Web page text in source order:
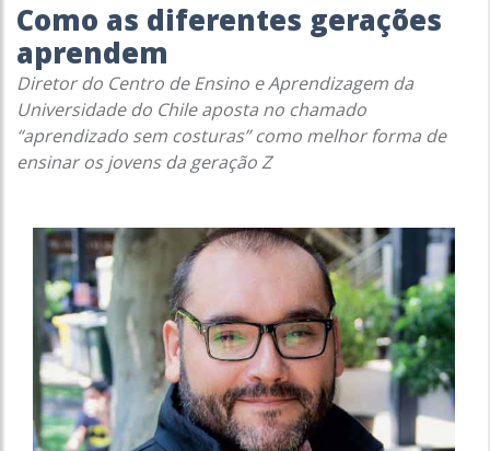
Como as diferentes gerações
aprendem
Diretor do Centro de Ensino e Aprendizagem da
Universidade do Chile aposta no chamado
“aprendizado sem costuras” como melhor forma de
ensinar os jovens da geração Z